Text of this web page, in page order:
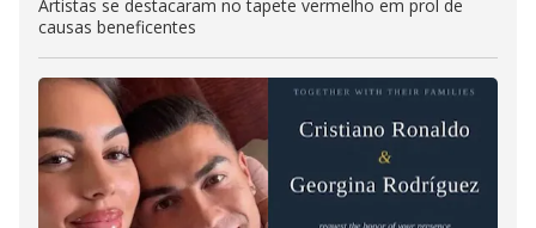
Artistas se destacaram no tapete vermelho em prol de
causas beneficentes